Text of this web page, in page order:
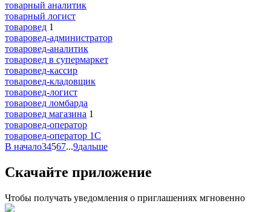
товарный аналитик
товарный логист
товаровед 1
товаровед-администратор
товаровед-аналитик
товаровед в супермаркет
товаровед-кассир
товаровед-кладовщик
товаровед-логист
товаровед ломбарда
товаровед магазина 1
товаровед-оператор
товаровед-оператор 1С
В начало34567...9дальше
Скачайте приложение
Чтобы получать уведомления о приглашениях мгновенно